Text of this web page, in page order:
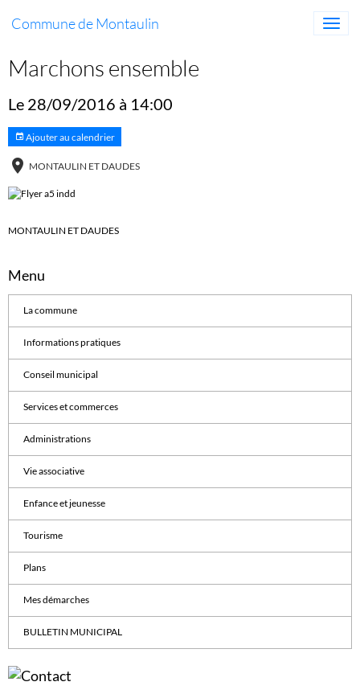
Commune de Montaulin
Marchons ensemble
Le 28/09/2016 à 14:00
Ajouter au calendrier
MONTAULIN ET DAUDES
MONTAULIN ET DAUDES
Menu
La commune
Informations pratiques
Conseil municipal
Services et commerces
Administrations
Vie associative
Enfance et jeunesse
Tourisme
Plans
Mes démarches
BULLETIN MUNICIPAL